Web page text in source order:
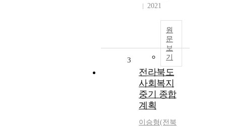
2021
원
문
보
기
3
전라북도
사회복지
중기 종합
계획
이승형(전북